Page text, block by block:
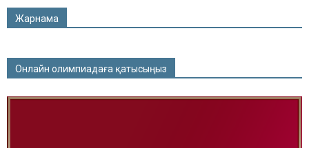
Жарнама
Онлайн олимпиадаға қатысыңыз